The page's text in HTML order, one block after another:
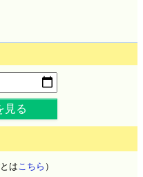
見る
は こちら ）